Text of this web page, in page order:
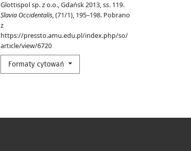
Glottispol sp. z o.o., Gdańsk 2013, ss. 119.
Slavia Occidentalis, (71/1), 195–198. Pobrano
z
https://pressto.amu.edu.pl/index.php/so/
article/view/6720
Formaty cytowań